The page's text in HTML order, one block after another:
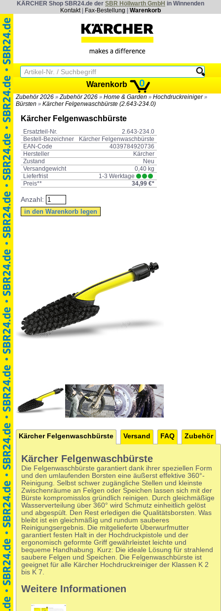
KÄRCHER Shop SBR24.de der SBR Höllwarth GmbH in Winnenden
Kontakt| Fax-Bestellung Warenkorb
Warenkorb 0
Zubehör 2026 » Zubehör 2026 » Home & Garden » Hochdruckreiniger»
Bürsten » Kärcher Felgenwaschbürste (2.643-234.0)
Kärcher Felgenwaschbürste
Ersatzteil-Nr.
2.643-234.0
Bestell-Bezeichner
Kärcher Felgenwaschbürste
EAN-Code
4039784920736
Hersteller
Kärcher
Zustand
Neu
Versandgewicht
0,40 kg
Lieferfrist
1-3 Werktage
Preis**
34,99 €*
Anzahl:
Kärcher Felgenwaschbürste Versand FAQ Zubehör
Kärcher Felgenwaschbürste
Die Felgenwaschbürste garantiert dank ihrer speziellen Form
und den umlaufenden Borsten eine äußerst effektive 360°-
Reinigung. Selbst schwer zugängliche Stellen und kleinste
Zwischenräume an Felgen oder Speichen lassen sich mit der
Bürste kompromisslos gründlich reinigen. Durch gleichmäßige
Wasserverteilung über 360° wird Schmutz einheitlich gelöst
und abgespült. Den Rest erledigen die Qualitätsborsten. Was
bleibt ist ein gleichmäßig und rundum sauberes
Reinigungsergebnis. Die mitgelieferte Überwurfmutter
garantiert festen Halt in der Hochdruckpistole und der
ergonomisch geformte Griff gewährleistet leichte und
bequeme Handhabung. Kurz: Die ideale Lösung für strahlend
saubere Felgen und Speichen. Die Felgenwaschbürste ist
geeignet für alle Kärcher Hochdruckreiniger der Klassen K 2
bis K 7.
Weitere Informationen